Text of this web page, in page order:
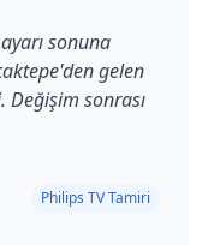
sonuna
gelen
Değişim sonrası
Philips TV Tamiri